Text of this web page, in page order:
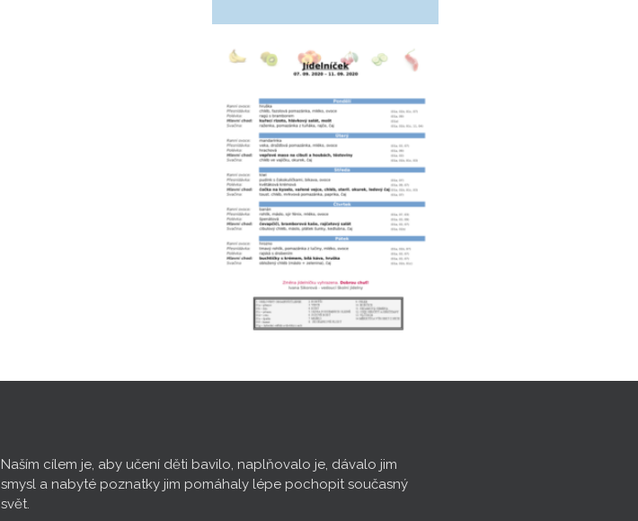
Naším cílem je, aby učení děti bavilo, naplňovalo je, dávalo jim
smysl a nabyté poznatky jim pomáhaly lépe pochopit současný
svět.